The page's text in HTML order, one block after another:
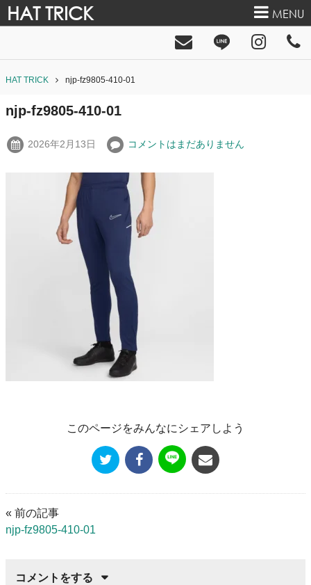
HAT TRICK MENU
HAT TRICK njp-fz9805-410-01
njp-fz9805-410-01
2026年2月13日 コメントはまだありません
このページをみんなにシェアしよう
« 前の記事
njp-fz9805-410-01
コメントをする